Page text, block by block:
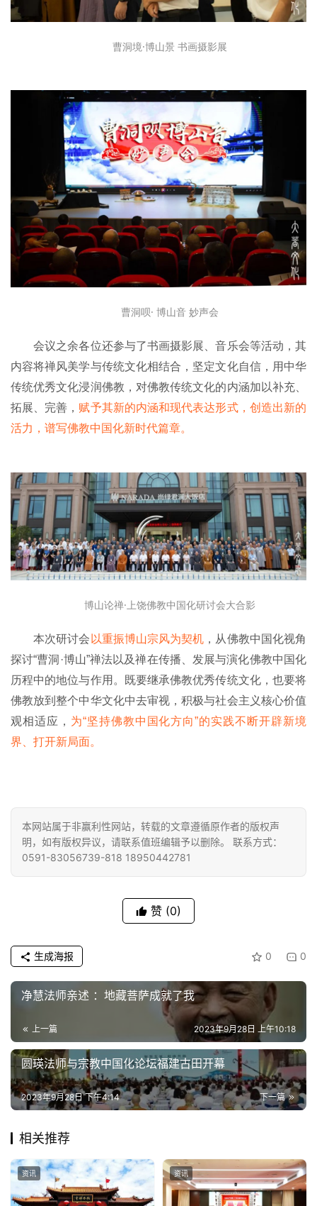
曹洞境·博山景 书画摄影展
曹洞呗· 博山音 妙声会
会议之余各位还参与了书画摄影展、音乐会等活动，其
内容将禅风美学与传统文化相结合，坚定文化自信，用中华
传统优秀文化浸润佛教，对佛教传统文化的内涵加以补充、
拓展、完善， 赋予其新的内涵和现代表达形式，创造出新的
活力，谱写佛教中国化新时代篇章。
博山论禅·上饶佛教中国化研讨会大合影
本次研讨会 以重振博山宗风为契机 ，从佛教中国化视角
探讨“曹洞·博山”禅法以及禅在传播、发展与演化佛教中国化
历程中的地位与作用。既要继承佛教优秀传统文化，也要将
佛教放到整个中华文化中去审视，积极与社会主义核心价值
观相适应， 为“坚持佛教中国化方向”的实践不断开辟新境
界、打开新局面。
本网站属于非赢利性网站，转载的文章遵循原作者的版权声
明，如有版权异议，请联系值班编辑予以删除。 联系方式：
0591-83056739-818 18950442781
赞 (0)
0 0
生成海报
净慧法师亲述 ：地藏菩萨成就了我
上一篇 2023年9月28日 上午10:18
圆瑛法师与宗教中国化论坛福建古田开幕
下一篇
2023年9月28日 下午4:14
相关推荐
资讯 资讯